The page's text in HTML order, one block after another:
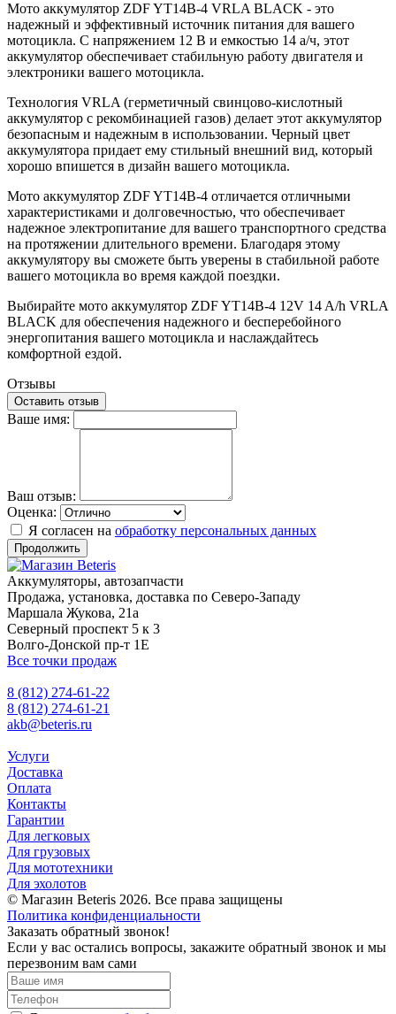
Мото аккумулятор ZDF YT14B-4 VRLA BLACK - это
надежный и эффективный источник питания для вашего
мотоцикла. С напряжением 12 В и емкостью 14 a/ч, этот
аккумулятор обеспечивает стабильную работу двигателя и
электроники вашего мотоцикла.
Технология VRLA (герметичный свинцово-кислотный
аккумулятор с рекомбинацией газов) делает этот аккумулятор
безопасным и надежным в использовании. Черный цвет
аккумулятора придает ему стильный внешний вид, который
хорошо впишется в дизайн вашего мотоцикла.
Мото аккумулятор ZDF YT14B-4 отличается отличными
характеристиками и долговечностью, что обеспечивает
надежное электропитание для вашего транспортного средства
на протяжении длительного времени. Благодаря этому
аккумулятору вы сможете быть уверены в стабильной работе
вашего мотоцикла во время каждой поездки.
Выбирайте мото аккумулятор ZDF YT14B-4 12V 14 A/h VRLA
BLACK для обеспечения надежного и бесперебойного
энергопитания вашего мотоцикла и наслаждайтесь
комфортной ездой.
Отзывы
Оставить отзыв
Ваше имя:
Ваш отзыв:
Оценка:
Я согласен на обработку персональных данных
Продолжить
Аккумуляторы, автозапчасти
Продажа, установка, доставка по Северо-Западу
Маршала Жукова, 21а
Северный проспект 5 к 3
Волго-Донской пр-т 1Е
Все точки продаж
8 (812) 274-61-22
8 (812) 274-61-21
akb@beteris.ru
Услуги
Доставка
Оплата
Контакты
Гарантии
Для легковых
Для грузовых
Для мототехники
Для эхолотов
© Магазин Beteris 2026. Все права защищены
Политика конфиденциальности
Заказать обратный звонок!
Если у вас остались вопросы, закажите обратный звонок и мы
перезвоним вам сами